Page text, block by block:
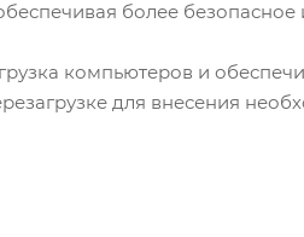
более безопасное
компьютеров и
для внесения